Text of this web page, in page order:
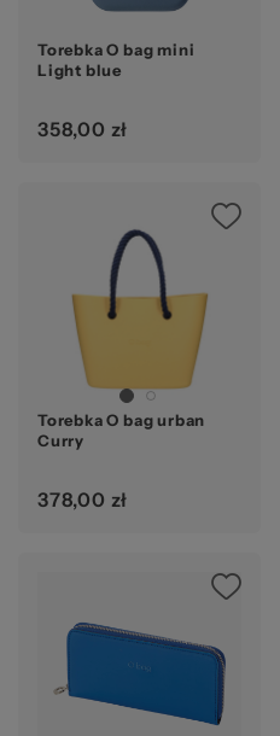
Torebka O bag mini
Light blue
358,00 zł
Torebka O bag urban
Curry
378,00 zł